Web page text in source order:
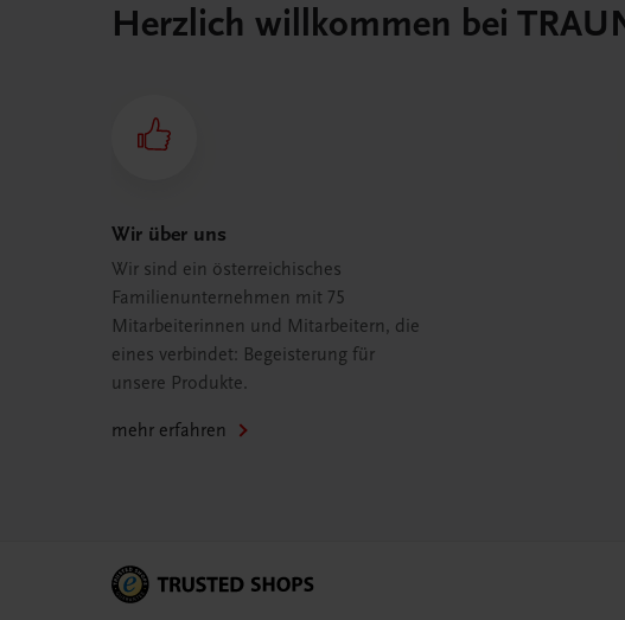
Herzlich willkommen bei
Wir über uns
Wir sind ein österreichisches
Familienunternehmen mit 75
Mitarbeiterinnen und Mitarbeitern, die
eines verbindet: Begeisterung für
unsere Produkte.
mehr erfahren